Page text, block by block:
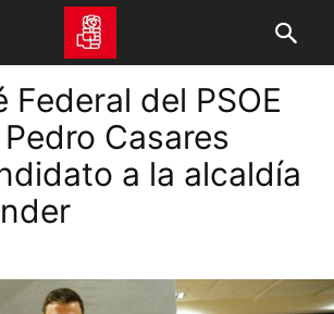
Federal del PSOE
Casares
a la alcaldía